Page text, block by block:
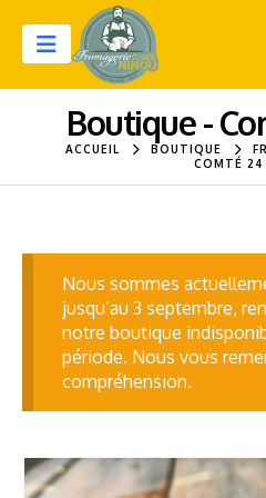
Boutique -
ACCUEIL BOUTIQUE
COMTÉ 24
Nous sommes
jusqu’au 3 septembre,
notre boutique
période. Nous vous
compréhension.